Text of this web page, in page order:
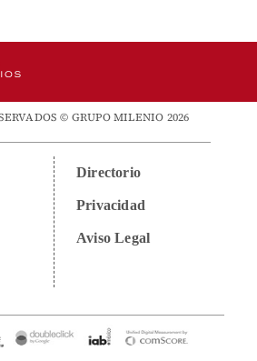
© GRUPO MILENIO 2026
Directorio
Privacidad
Aviso Legal